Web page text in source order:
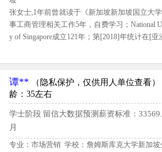
张女士,1年前曾就读于《新加坡新加坡国立大
事工商管理相关工作5年，自费学习；National
y of Singapore成立121年；第[2018]年统计在[亚
谭** （隐私保护，仅供用人单位查看）
龄：35左右
学士阶段 留信大数据预测薪资标准：
月
专业：市场营销 学校：詹姆斯库克大学新加坡